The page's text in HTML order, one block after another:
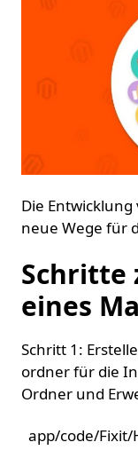
Die
neue Wege für
Schritte
eines
Schritt 1:
ordner für die
Ordner und
app/code/Fixit/